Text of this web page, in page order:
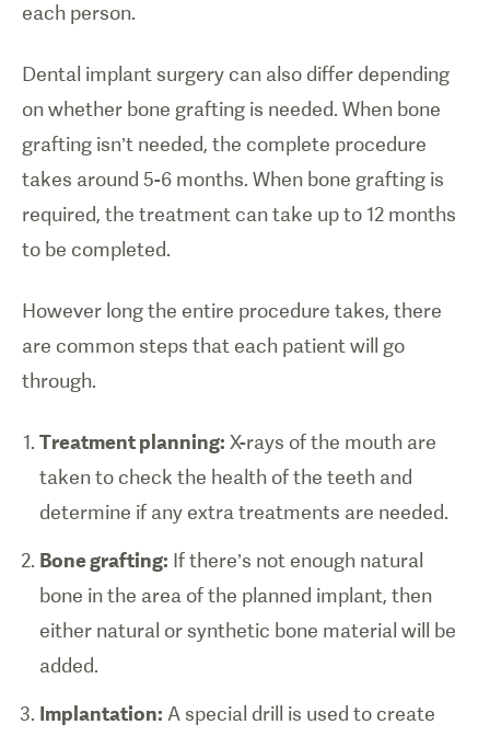
each person.
Dental implant surgery can also differ depending
on whether bone grafting is needed. When bone
grafting isn’t needed, the complete procedure
takes around 5-6 months. When bone grafting is
required, the treatment can take up to 12 months
to be completed.
However long the entire procedure takes, there
are common steps that each patient will go
through.
Treatment planning: X-rays of the mouth are
taken to check the health of the teeth and
determine if any extra treatments are needed.
Bone grafting: If there’s not enough natural
bone in the area of the planned implant, then
either natural or synthetic bone material will be
added.
Implantation: A special drill is used to create